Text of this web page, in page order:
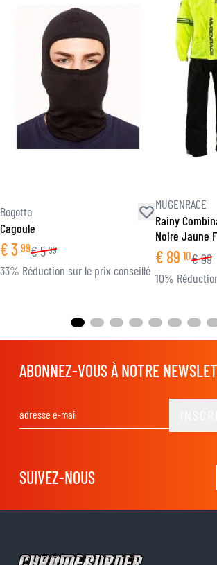
Bogotto
Cagoule
€3 99€5 99
33% Réduction sur le prix conseillé
MUGENRACE
Rainy
Noire Jaune
€ 89 10€99
10%
ABONNEZ-VOUS À NOTRE
SUIVEZ-NOUS